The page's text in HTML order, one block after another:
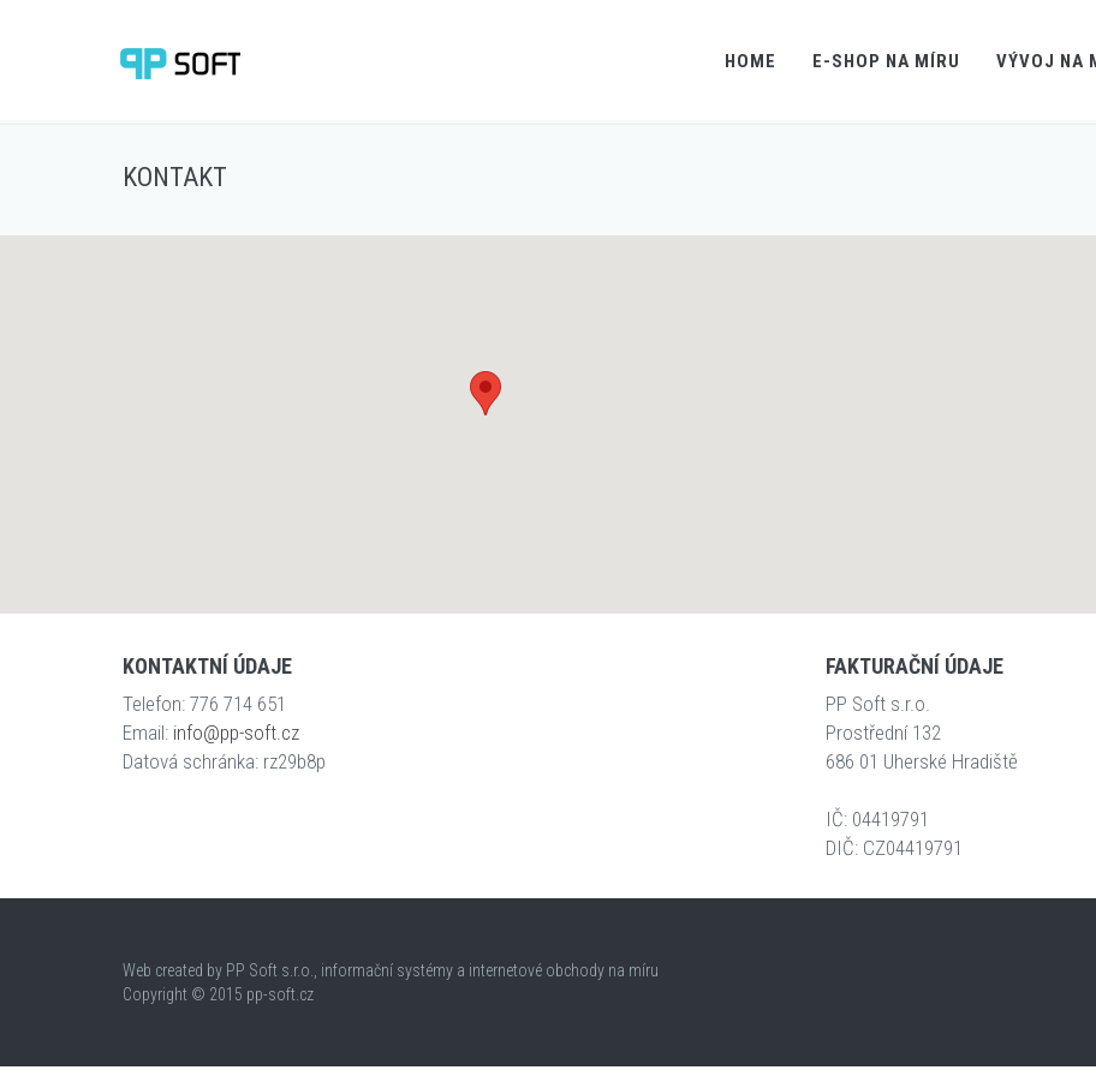
HOME E-SHOP NA MÍRU VÝVOJ NA
KONTAKT
KONTAKTNÍ ÚDAJE
Telefon: 776 714 651
Email: info@pp-soft.cz
Datová schránka: rz29b8p
FAKTURAČNÍ ÚDAJE
PP Soft s.r.o.
Prostřední 132
686 01 Uherské Hradiště
IČ: 04419791
DIČ: CZ04419791
Web created by PP Soft s.r.o., informační systémy a internetové obchody na míru
Copyright © 2015 pp-soft.cz